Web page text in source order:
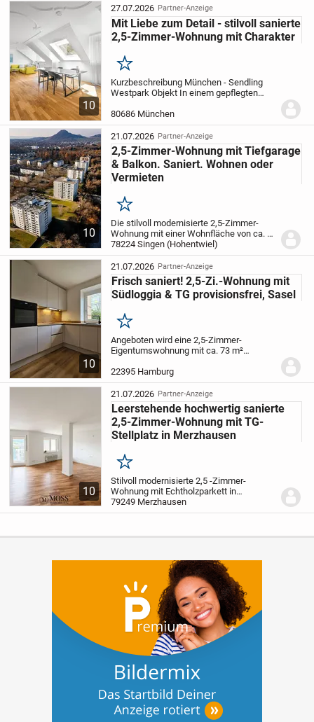
10
27.07.2026 Partner-Anzeige
Mit Liebe zum Detail - stilvoll sanierte
2,5-Zimmer-Wohnung mit Charakter
Merken
Kurzbeschreibung München - Sendling
Westpark Objekt In einem gepflegten
das 1985 um zwei exklusive
Dachgeschosswohnungen erweitert
wurde, befindet sich diese...
80686 München
10
21.07.2026 Partner-Anzeige
2,5-Zimmer-Wohnung mit Tiefgarage
& Balkon. Saniert. Wohnen oder
Vermieten
Merken
Die stilvoll modernisierte 2,5-Zimmer-
Wohnung mit einer Wohnfläche von ca. 72
m² befindet sich im 4. Obergeschoss
eines gepflegten Mehrfamilienhauses im
beliebten Norden von Singen. Dank des...
78224 Singen (Hohentwiel)
10
21.07.2026 Partner-Anzeige
Frisch saniert! 2,5-Zi.-Wohnung mit
Südloggia & TG provisionsfrei, Sasel
Merken
Angeboten wird eine 2,5-Zimmer-
Eigentumswohnung mit ca. 73 m²
gepflegten Mehrfamilienhauses aus den
1960er-Jahren - ruhig gelegen ineiner
gefragten Wohnlage von...
22395 Hamburg
10
21.07.2026 Partner-Anzeige
Leerstehende hochwertig sanierte
2,5-Zimmer-Wohnung mit TG-
Stellplatz in Merzhausen
Merken
Stilvoll modernisierte 2,5 -Zimmer-
Wohnung mit Echtholzparkett in
MerzhausenWillkommen in Ihrem neuen
Zuhause über den Dächern von
geschnittene 2,5 -Zimmer-Wohnung...
79249 Merzhausen